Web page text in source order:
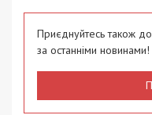
Приєднуйтесь також
за останніми новинами!